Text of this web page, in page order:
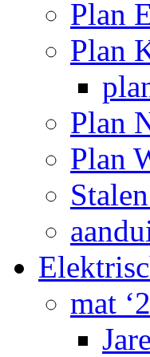
Plan
Plan
Plan
Plan
mat